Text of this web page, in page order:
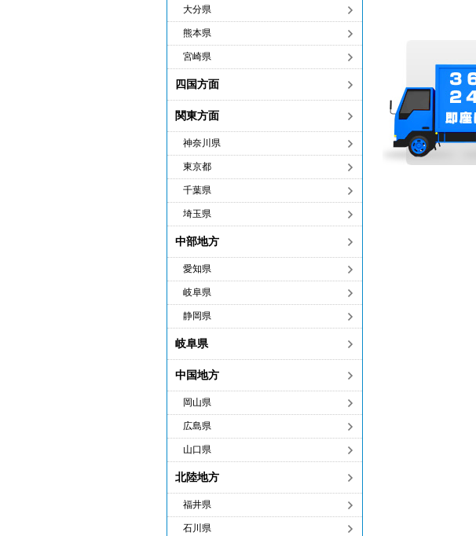
大分県
熊本県
宮崎県
四国方面
関東方面
神奈川県
東京都
千葉県
埼玉県
中部地方
愛知県
岐阜県
静岡県
岐阜県
中国地方
岡山県
広島県
山口県
北陸地方
福井県
石川県